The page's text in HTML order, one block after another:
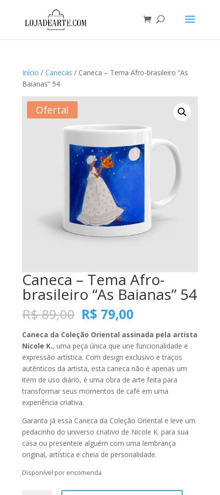
Início / Canecas / Caneca – Tema Afro-brasileiro “As
Baianas” 54
Oferta!
Caneca – Tema Afro-
brasileiro “As Baianas” 54
R$89,00 O
preço
original
era:
R$ 89,00.
R$ 79,00O
atual
é:
R$ 79,00.
Caneca da Coleção Oriental assinada pela artista
Nicole K., uma peça única que une funcionalidade e
expressão artística. Com design exclusivo e traços
autênticos da artista, esta caneca não é apenas um
item de uso diário, é uma obra de arte feita para
transformar seus momentos de café em uma
experiência criativa.
Garanta já essa Caneca da Coleção Oriental e leve um
pedacinho do universo criativo de Nicole K. para sua
casa ou presenteie alguém com uma lembrança
original, artística e cheia de personalidade.
Disponível por encomenda